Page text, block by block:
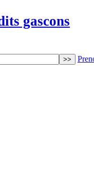
gascons